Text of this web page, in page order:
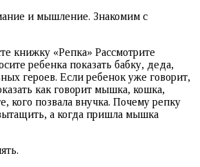
и мышление. Знакомим с
книжку «Репка» Рассмотрите
ребенка показать бабку, деда,
героев. Если ребенок уже говорит,
как говорит мышка, кошка,
кого позвала внучка. Почему репку
а когда пришла мышка